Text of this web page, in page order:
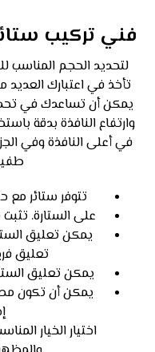
فني تركيب
لتحديد الحجم المناسب
تأخذ في اعتبارك
يمكن أن تساعدك في
وارتفاع النافذة بدقة
في أعلى النافذة وفي
تتوفر ستائر مع
على الستارة.
يمكن تعليق
تعليق
يمكن تعليق
يمكن أن تكون
اختيار الخيار